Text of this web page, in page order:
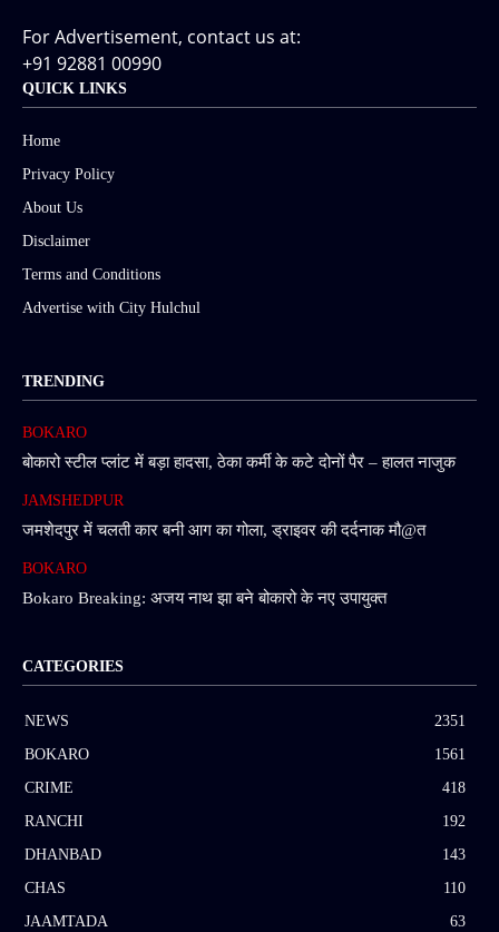
For Advertisement, contact us at:
+91 92881 00990
QUICK LINKS
Home
Privacy Policy
About Us
Disclaimer
Terms and Conditions
Advertise with City Hulchul
TRENDING
BOKARO
बोकारो स्टील प्लांट में बड़ा हादसा, ठेका कर्मी के कटे दोनों पैर – हालत नाजुक
JAMSHEDPUR
जमशेदपुर में चलती कार बनी आग का गोला, ड्राइवर की दर्दनाक मौ@त
BOKARO
Bokaro Breaking: अजय नाथ झा बने बोकारो के नए उपायुक्त
CATEGORIES
NEWS
2351
BOKARO
1561
CRIME
418
RANCHI
192
DHANBAD
143
CHAS
110
JAAMTADA
63